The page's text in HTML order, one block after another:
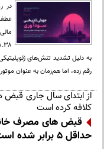
به دلیل تشدید تنش‌های
رقم زده، اما هم‌زمان به عنوان
از ابتدای سال جاری قبض
کلافه کرده است
قبض های مصرف
حداقل 5 برابر شده است